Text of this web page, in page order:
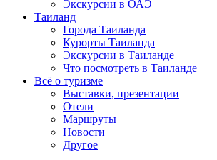
Экскурсии в ОАЭ
Таиланд
Города Таиланда
Курорты Таиланда
Экскурсии в Таиланде
Что посмотреть в Таиланде
Всё о туризме
Выставки, презентации
Отели
Маршруты
Новости
Другое